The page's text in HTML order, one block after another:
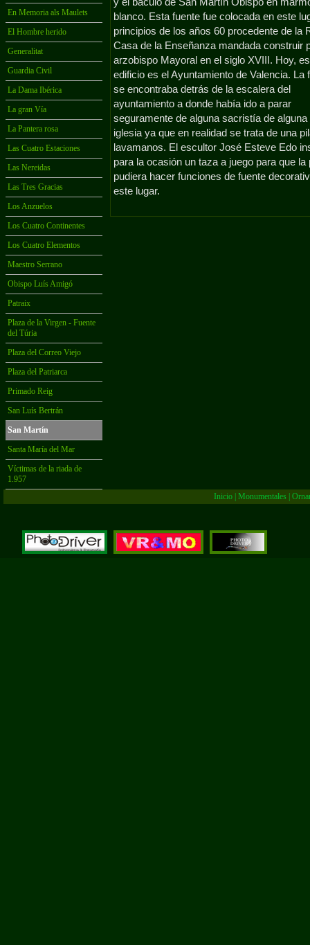
En Memoria als Maulets
El Hombre herido
Generalitat
Guardia Civil
La Dama Ibérica
La gran Vía
La Pantera rosa
Las Cuatro Estaciones
Las Nereidas
Las Tres Gracias
Los Anzuelos
Los Cuatro Continentes
Los Cuatro Elementos
Maestro Serrano
Obispo Luís Amigó
Patraix
Plaza de la Virgen - Fuente
del Túria
Plaza del Correo Viejo
Plaza del Patriarca
Primado Reig
San Luís Bertrán
San Martín
Santa María del Mar
Víctimas de la riada de
1.957
blanco. Esta fuente fue colocada en este
principios de los años 60 procedente de la
Casa de la Enseñanza mandada construir
arzobispo Mayoral en el siglo XVIII. Hoy,
edificio es el Ayuntamiento de Valencia. La
se encontraba detrás de la escalera del
ayuntamiento a donde había ido a parar
seguramente de alguna sacristía de alguna
iglesia ya que en realidad se trata de una
lavamanos. El escultor José Esteve Edo
para la ocasión un taza a juego para que la
pudiera hacer funciones de fuente
este lugar.
Inicio |Monumentales |